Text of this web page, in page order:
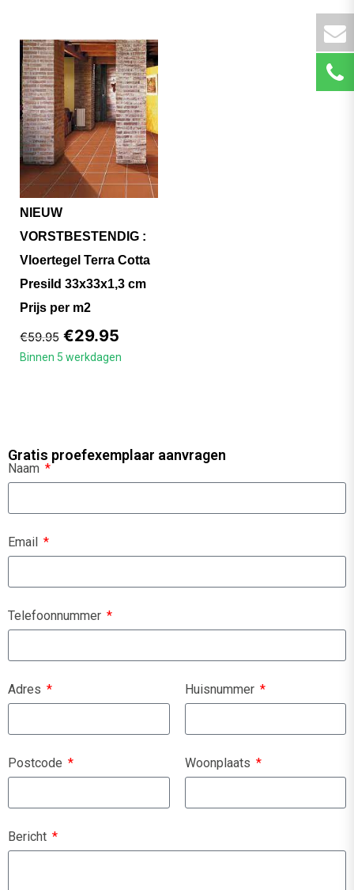
NIEUW
VORSTBESTENDIG :
Vloertegel Terra Cotta
Presild 33x33x1,3 cm
Prijs per m2
€59.95 €29.95
Binnen 5 werkdagen
Gratis proefexemplaar aanvragen
Naam
Email
Telefoonnummer
Adres Huisnummer
Postcode Woonplaats
Bericht